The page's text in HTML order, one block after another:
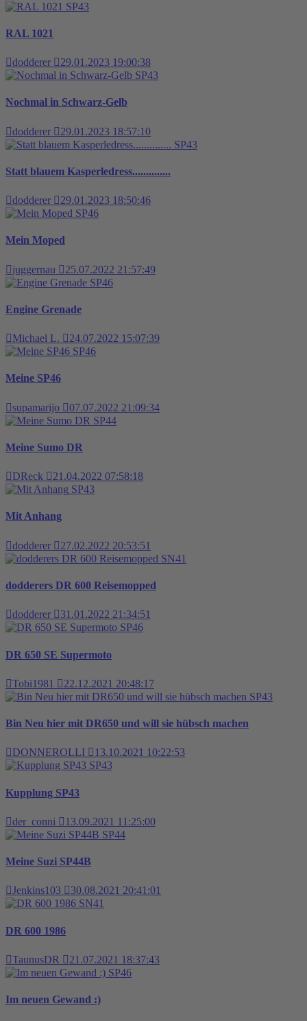
SP43
RAL 1021
dodderer
29.01.2023 19:00:38
SP43
Nochmal in Schwarz-Gelb
dodderer
29.01.2023 18:57:10
SP43
Statt blauem Kasperledress..............
dodderer
29.01.2023 18:50:46
SP46
Mein Moped
juggernau
25.07.2022 21:57:49
SP46
Engine Grenade
Michael L.
24.07.2022 15:07:39
SP46
Meine SP46
supamarijo
07.07.2022 21:09:34
SP44
Meine Sumo DR
DReck
21.04.2022 07:58:18
SP43
Mit Anhang
dodderer
27.02.2022 20:53:51
SN41
dodderers DR 600 Reisemopped
dodderer
31.01.2022 21:34:51
SP46
DR 650 SE Supermoto
Tobi1981
22.12.2021 20:48:17
SP43
Bin Neu hier mit DR650 und will sie hübsch machen
DONNEROLLI
13.10.2021 10:22:53
SP43
Kupplung SP43
der_conni
13.09.2021 11:25:00
SP44
Meine Suzi SP44B
Jenkins103
30.08.2021 20:41:01
SN41
DR 600 1986
TaunusDR
21.07.2021 18:37:43
SP46
Im neuen Gewand :)